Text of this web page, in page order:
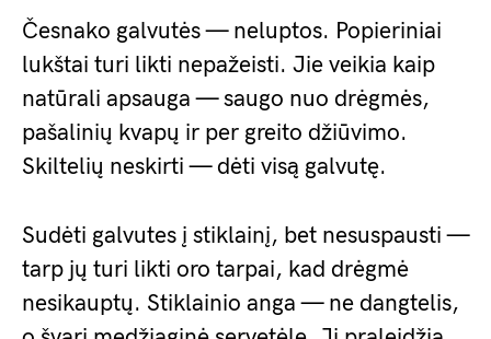
Česnako galvutės — neluptos. Popieriniai
lukštai turi likti nepažeisti. Jie veikia kaip
natūrali apsauga — saugo nuo drėgmės,
pašalinių kvapų ir per greito džiūvimo.
Skiltelių neskirti — dėti visą galvutę.
Sudėti galvutes į stiklainį, bet nesuspausti —
tarp jų turi likti oro tarpai, kad drėgmė
nesikauptų. Stiklainio anga — ne dangtelis,